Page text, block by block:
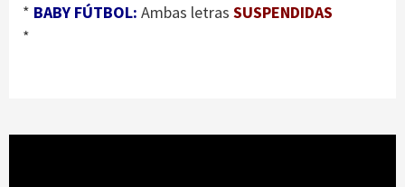
* BABY FÚTBOL: Ambas letras SUSPENDIDAS
*